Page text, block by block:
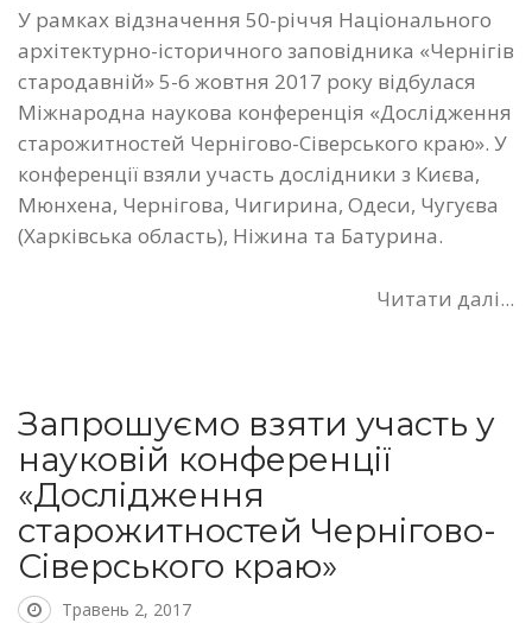
У рамках відзначення 50-річчя Національного
архітектурно-історичного заповідника «Чернігів
стародавній» 5-6 жовтня 2017 року відбулася
Міжнародна наукова конференція «Дослідження
старожитностей Чернігово-Сіверського краю». У
конференції взяли участь дослідники з Києва,
Мюнхена, Чернігова, Чигирина, Одеси, Чугуєва
(Харківська область), Ніжина та Батурина.
Читати далі...
Запрошуємо взяти участь у
науковій конференції
«Дослідження
старожитностей Чернігово-
Сіверського краю»
Травень 2, 2017